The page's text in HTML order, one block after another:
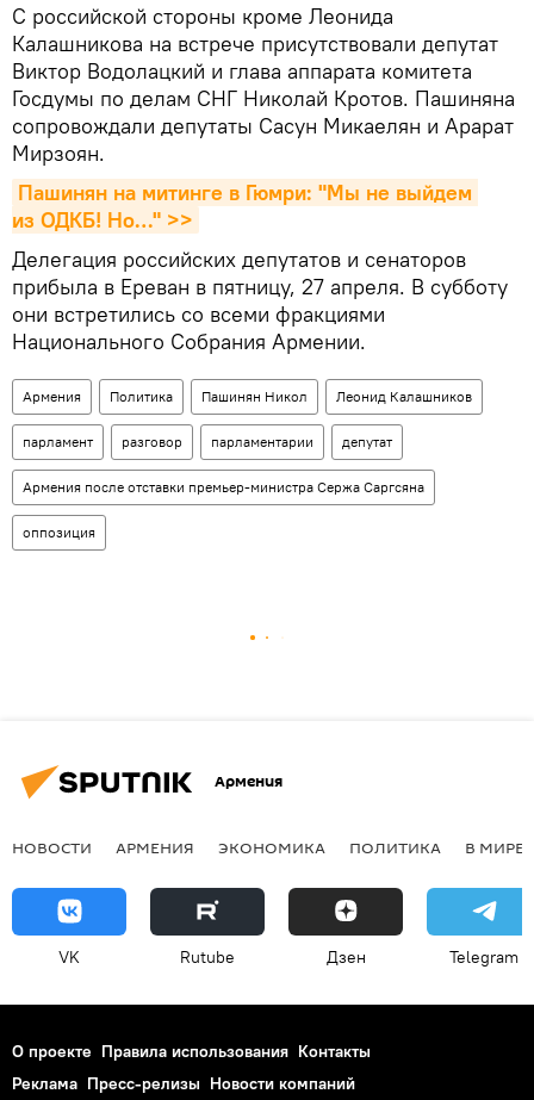
С российской стороны кроме Леонида
Калашникова на встрече присутствовали депутат
Виктор Водолацкий и глава аппарата комитета
Госдумы по делам СНГ Николай Кротов. Пашиняна
сопровождали депутаты Сасун Микаелян и Арарат
Мирзоян.
Пашинян на митинге в Гюмри: "Мы не выйдем
из ОДКБ! Но…" >>
Делегация российских депутатов и сенаторов
прибыла в Ереван в пятницу, 27 апреля. В субботу
они встретились со всеми фракциями
Национального Собрания Армении.
Армения Политика Пашинян Никол Леонид Калашников
парламент разговор парламентарии депутат
Армения после отставки премьер-министра Сержа Саргсяна
оппозиция
Армения
НОВОСТИ АРМЕНИЯ ЭКОНОМИКА ПОЛИТИКА В МИРЕ
VK Rutube Дзен Telegram
О проекте Правила использования Контакты
Реклама Пресс-релизы Новости компаний